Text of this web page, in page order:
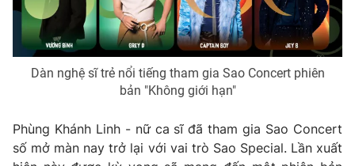
® Cấm sao chép dưới mọi hình thức nếu không có sự chấp
Dàn nghệ sĩ trẻ nổi tiếng tham gia Sao Concert phiên
bản "Không giới hạn"
Phùng Khánh Linh - nữ ca sĩ đã tham gia Sao Concert
số mở màn nay trở lại với vai trò Sao Special. Lần xuất